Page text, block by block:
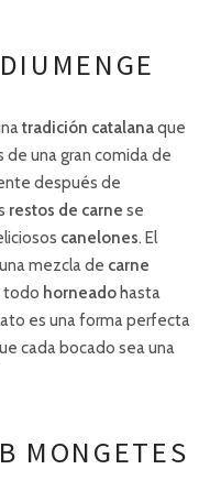
tradición catalanaque
de una gran comida de
después de
restos de carne se
canelones. El
mezcla de carne
todo horneado hasta
es una forma perfecta
cada bocado sea una
MONGETES